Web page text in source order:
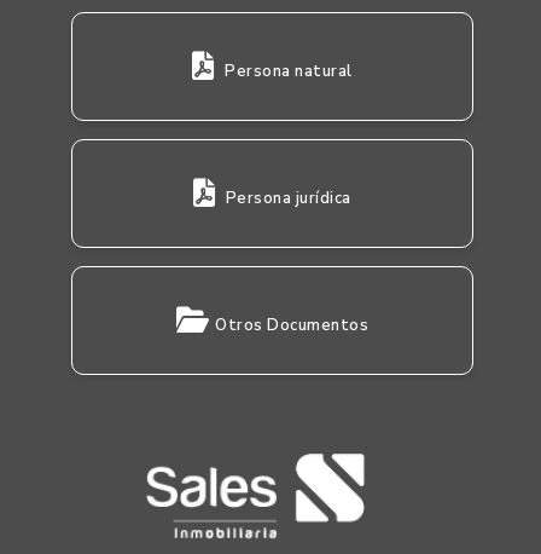
Persona natural
Persona jurídica
Otros Documentos